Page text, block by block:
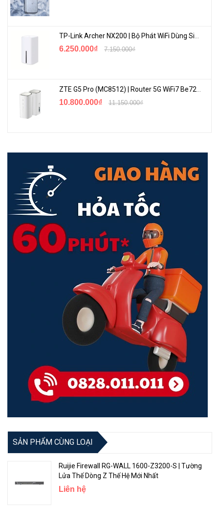
được độ tin cậy và độ bền trong những môi trường khác nhau.
đến 5km
khác cách đó lên đến 5km theo thời gian thực và với tốc độ rất cao.
Bộ phát Wifi ngoài trời RUIJIE RG-EST350 V2 truyền với công
suất cao
Bộ phát Wifi ngoài trời RUIJIE RG-EST350 V2 có thể truyền tối đa 45
camera ở 3km. Hoặc đến 20 camera tối đa ở 5km. Đối với những
camera có máy ảnh H.265, 2MP, 3 Mbps. Để có thể đảm bảo được
chất lượng của đường truyền, môi trường truyền cũng giữ càng
thoáng càng tốt. Và đồng thời cùng điều chỉnh ở góc căn chỉnh tốt
nhất bằng đèn báo cường độ tín hiệu.
Khả năng chống chịu thời tiết đáng tin cậy
giúp cho Bộ thu phát sóng wifi không dây RUIJIE RG-EST350 V2. Và
có thể chịu được thời tiết từ âm 30 độ~ 65 độ.
6.250.000₫ 7.150.000₫
10.800.000₫ 11.150.000₫
SẢN PHẨM CÙNG LOẠI
Ruijie Firewall RG-WALL 1600-Z3200-S | Tường
Lửa Thế Dòng Z Thế Hệ Mới Nhất
Liên hệ